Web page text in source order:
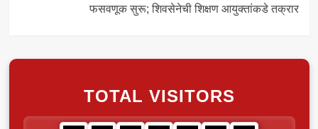
फसवणूक सुरू; शिवसेनेची शिक्षण आयुक्तांकडे तक्रार
TOTAL VISITORS